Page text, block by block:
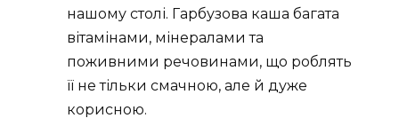
нашому столі. Гарбузова каша багата
вітамінами, мінералами та
поживними речовинами, що роблять
її не тільки смачною, але й дуже
корисною.